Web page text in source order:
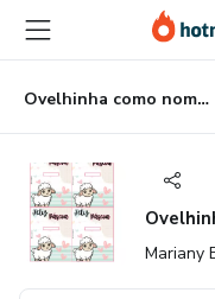
para
conteúdo
principal
para
pagamento
para
rodapé
Ovelhinha como nome Jesus
Mariany